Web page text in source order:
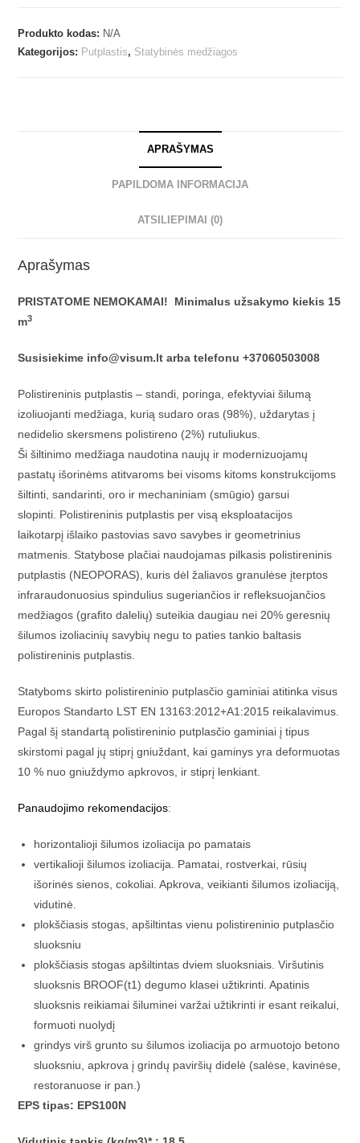
Produkto kodas: N/A
Kategorijos: Putplastis, Statybinės medžiagos
APRAŠYMAS
PAPILDOMA INFORMACIJA
ATSILIEPIMAI (0)
Aprašymas
PRISTATOME NEMOKAMAI! Minimalus užsakymo kiekis 15
m3
Susisiekime info@visum.lt arba telefonu +37060503008
Polistireninis putplastis – standi, poringa, efektyviai šilumą
izoliuojanti medžiaga, kurią sudaro oras (98%), uždarytas į
nedidelio skersmens polistireno (2%) rutuliukus.
Ši šiltinimo medžiaga naudotina naujų ir modernizuojamų
pastatų išorinėms atitvaroms bei visoms kitoms konstrukcijoms
šiltinti, sandarinti, oro ir mechaniniam (smūgio) garsui
slopinti. Polistireninis putplastis per visą eksploatacijos
laikotarpį išlaiko pastovias savo savybes ir geometrinius
matmenis. Statybose plačiai naudojamas pilkasis polistireninis
putplastis (NEOPORAS), kuris dėl žaliavos granulėse įterptos
infraraudonuosius spindulius sugeriančios ir refleksuojančios
medžiagos (grafito dalelių) suteikia daugiau nei 20% geresnių
šilumos izoliacinių savybių negu to paties tankio baltasis
polistireninis putplastis.
Statyboms skirto polistireninio putplasčio gaminiai atitinka visus
Europos Standarto LST EN 13163:2012+A1:2015 reikalavimus.
Pagal šį standartą polistireninio putplasčio gaminiai į tipus
skirstomi pagal jų stiprį gniuždant, kai gaminys yra deformuotas
10 % nuo gniuždymo apkrovos, ir stiprį lenkiant.
Panaudojimo rekomendacijos:
horizontalioji šilumos izoliacija po pamatais
vertikalioji šilumos izoliacija. Pamatai, rostverkai, rūsių
išorinės sienos, cokoliai. Apkrova, veikianti šilumos izoliaciją,
vidutinė.
plokščiasis stogas, apšiltintas vienu polistireninio putplasčio
sluoksniu
plokščiasis stogas apšiltintas dviem sluoksniais. Viršutinis
sluoksnis BROOF(t1) degumo klasei užtikrinti. Apatinis
sluoksnis reikiamai šiluminei varžai užtikrinti ir esant reikalui,
formuoti nuolydį
grindys virš grunto su šilumos izoliacija po armuotojo betono
sluoksniu, apkrova į grindų paviršių didelė (salėse, kavinėse,
restoranuose ir pan.)
EPS tipas: EPS100N